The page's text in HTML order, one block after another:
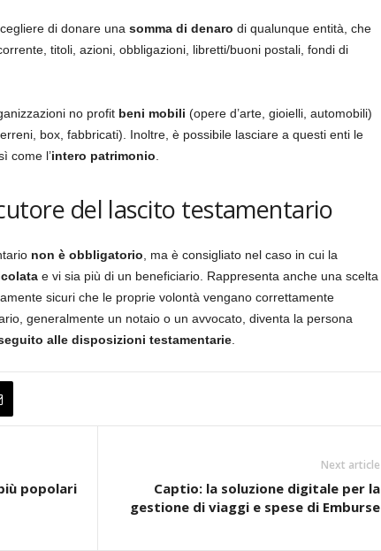
di donare una somma di denaro di qualunque entità, che
titoli, azioni, obbligazioni, libretti/buoni postali, fondi di
no profit beni mobili (opere d’arte, gioielli, automobili)
box, fabbricati). Inoltre, è possibile lasciare a questi enti le
come l’intero patrimonio
del lascito testamentario
non è obbligatorio , ma è consigliato nel caso in cui la
e vi sia più di un beneficiario. Rappresenta anche una scelta
sicuri che le proprie volontà vengano correttamente
generalmente un notaio o un avvocato, diventa la persona
alle disposizioni testamentarie.
popolari
Next article
Captio: la soluzione digitale per la
gestione di viaggi e spese di Emburse